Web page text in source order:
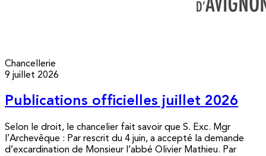
Chancellerie
9 juillet 2026
Publications officielles juillet 2026
Selon le droit, le chancelier fait savoir que S. Exc. Mgr
l’Archevêque : Par rescrit du 4 juin, a accepté la demande
d’excardination de Monsieur l’abbé Olivier Mathieu. Par